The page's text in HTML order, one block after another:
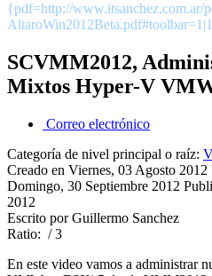
{pdf=http://www.itsanchez.com.ar/
SCVMM2012,
Mixtos Hyper-V
Correo electrónico
Categoría de nivel principal o raíz:
Creado en Viernes, 03 Agosto 2012
Domingo, 30 Septiembre 2012
2012
Escrito por Guillermo Sanchez
Ratio: / 3
En este video vamos a administrar